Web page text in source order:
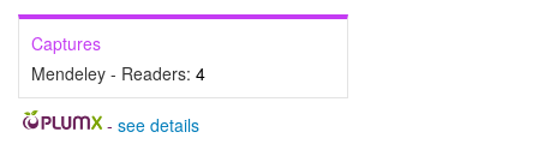
Captures
Mendeley - Readers: 4
- see details